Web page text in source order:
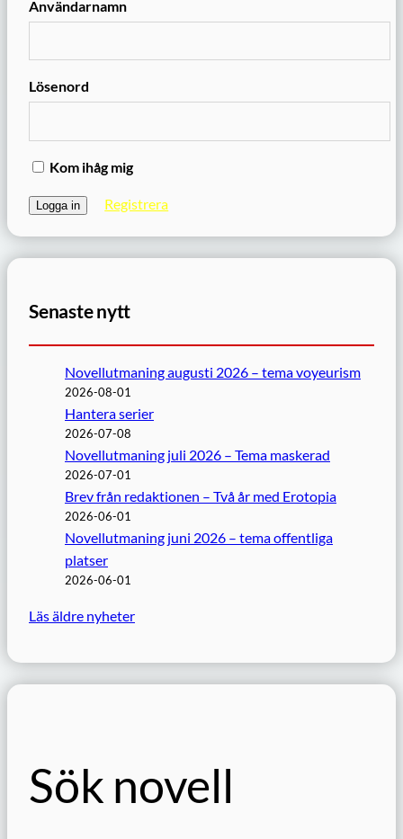
Användarnamn
Lösenord
Kom ihåg mig
Registrera
Senaste nytt
Novellutmaning augusti 2026 – tema voyeurism
2026-08-01
Hantera serier
2026-07-08
Novellutmaning juli 2026 – Tema maskerad
2026-07-01
Brev från redaktionen – Två år med Erotopia
2026-06-01
Novellutmaning juni 2026 – tema offentliga
platser
2026-06-01
Läs äldre nyheter
Sök novell